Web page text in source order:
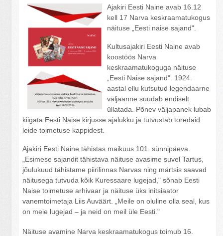
Ajakiri Eesti Naine avab 16.12
kell 17 Narva keskraamatukogus
näituse „ Eesti naise sajand".
Kultusajakiri Eesti Naine avab
koostöös Narva
keskraamatukoguga näituse
„Eesti Naise sajand". 1924.
aastal ellu kutsutud legendaarne
väljaanne suudab endiselt
üllatada. Põnev väljapanek lubab
kiigata Eesti Naise kirjusse ajalukku ja tutvustab toredaid
leide toimetuse kappidest.
Ajakiri Eesti Naine tähistas maikuus 101. sünnipäeva.
„Esimese sajandit tähistava näituse avasime suvel Tartus,
jõulukuud tähistame piirilinnas Narvas ning märtsis saavad
näitusega tutvuda kõik Kuressaare lugejad," sõnab Eesti
Naise toimetuse arhivaar ja näituse üks initsiaator
vanemtoimetaja Liis Auväärt. „Meile on oluline olla seal, kus
on meie lugejad – ja neid on meil üle Eesti."
Näituse avamine Narva keskraamatukogus toimub 16.